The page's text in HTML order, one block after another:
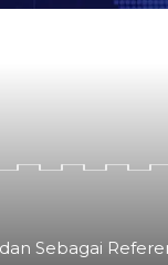
Sebagai